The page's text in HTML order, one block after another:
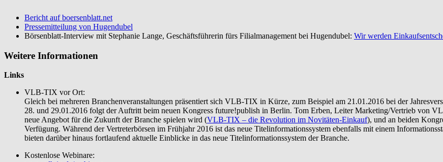
Bericht auf boersenblatt.net
Pressemitteilung von Hugendubel
Börsenblatt-Interview mit Stephanie Lange, Geschäftsführerin fürs Filialmanagement bei Hugendubel: Wir werden
Weitere Informationen
Links
VLB-TIX vor Ort:
Gleich bei mehreren Branchenveranstaltungen präsentiert sich VLB-TIX in Kürze, zum Beispiel am 21.01.2016 bei der
28. und 29.01.2016 folgt der Auftritt beim neuen Kongress future!publish in Berlin. Tom Erben, Leiter Marketing/Vertrieb von
neue Angebot für die Zukunft der Branche spielen wird (VLB-TIX – die Revolution im Novitäten-Einkauf), und an beiden
Verfügung. Während der Vertreterbörsen im Frühjahr 2016 ist das neue Titelinformationssystem ebenfalls mit einem
bieten darüber hinaus fortlaufend aktuelle Einblicke in das neue Titelinformationssystem der Branche.
Kostenlose Webinare: